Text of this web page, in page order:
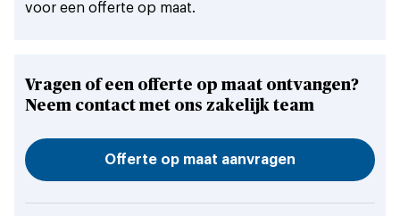
voor een offerte op maat.
Vragen of een offerte op maat ontvangen?
Neem contact met ons zakelijk team
Offerte op maat aanvragen